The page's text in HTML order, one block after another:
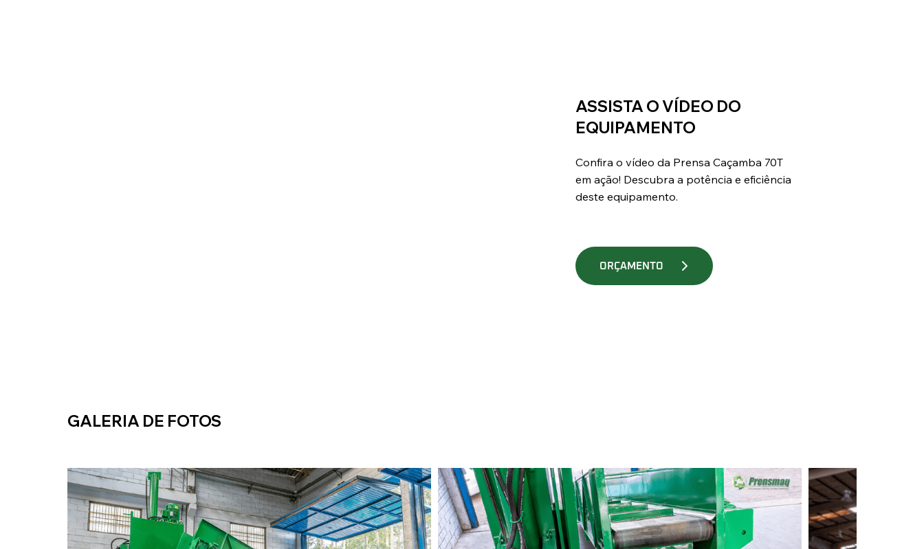
ASSISTA O VÍDEO DO
EQUIPAMENTO
Confira o vídeo da Prensa Caçamba 70T
em ação! Descubra a potência e eficiência
deste equipamento.
ORÇAMENTO
GALERIA DE FOTOS